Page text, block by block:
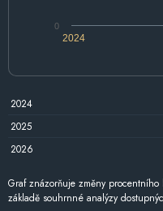
2024
0
2024
2025
2026
Graf znázorňuje změny
základě souhrnné analýzy